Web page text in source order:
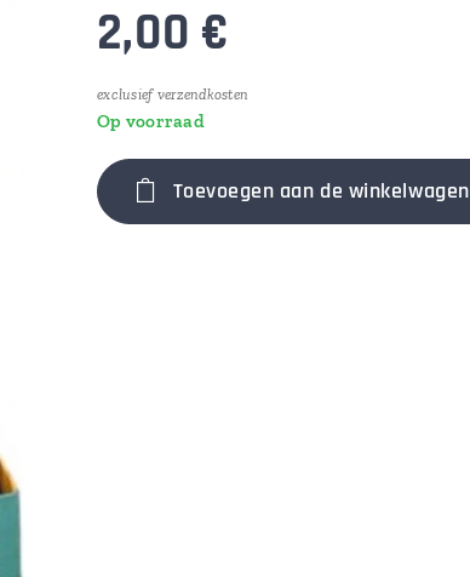
2,00 €
exclusief verzendkosten
Op voorraad
Toevoegen aan de winkelwagen